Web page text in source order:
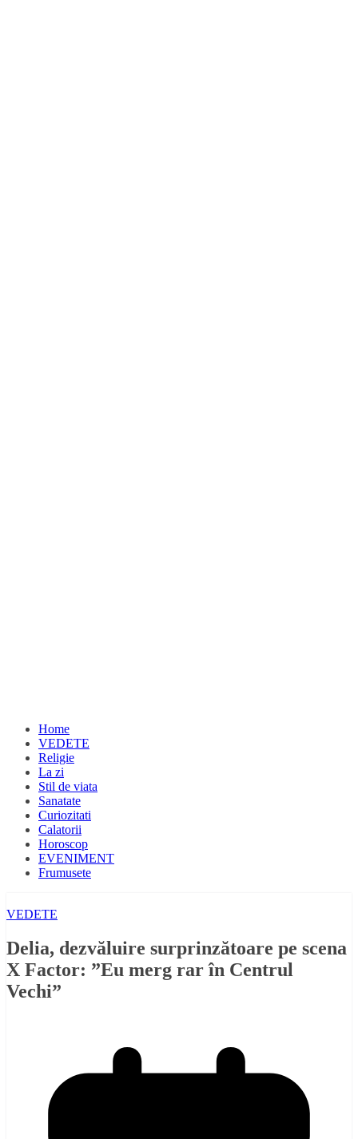
Home
VEDETE
Religie
La zi
Stil de viata
Sanatate
Curiozitati
Calatorii
Horoscop
EVENIMENT
Frumusete
VEDETE
Delia, dezvăluire surprinzătoare pe scena
X Factor: ”Eu merg rar în Centrul
Vechi”